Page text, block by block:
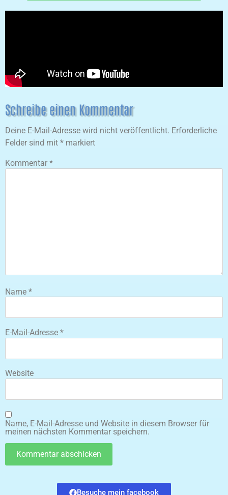
Schreibe einen Kommentar
Deine E-Mail-Adresse wird nicht veröffentlicht. Erforderliche
Felder sind mit * markiert
Kommentar *
Name *
E-Mail-Adresse *
Website
Name, E-Mail-Adresse und Website in diesem Browser für
meinen nächsten Kommentar speichern.
Besuche mein facebook